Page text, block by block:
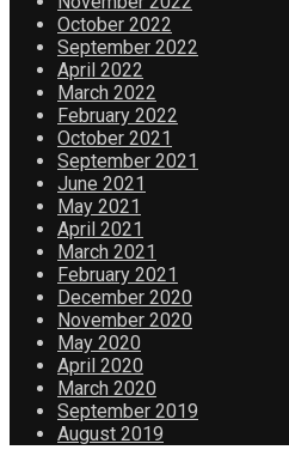
October 2022
September 2022
April 2022
March 2022
February 2022
October 2021
September 2021
June 2021
May 2021
April 2021
March 2021
February 2021
December 2020
November 2020
May 2020
April 2020
March 2020
September 2019
August 2019